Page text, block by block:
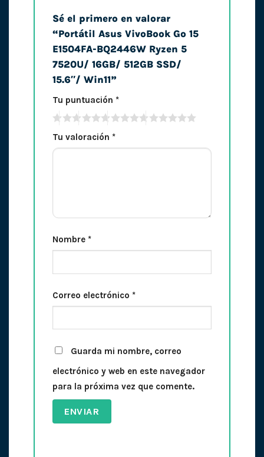
Sé el primero en valorar
“Portátil Asus VivoBook Go 15
E1504FA-BQ2446W Ryzen 5
7520U/ 16GB/ 512GB SSD/
15.6″/ Win11”
Tu puntuación *
Tu valoración *
Nombre *
Correo electrónico *
Guarda mi nombre, correo
electrónico y web en este navegador
para la próxima vez que comente.